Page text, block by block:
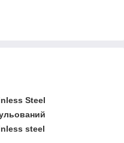
Steel
steel